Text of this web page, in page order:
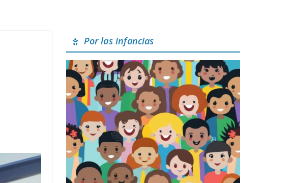
Por las infancias